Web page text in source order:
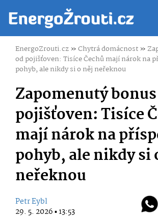
EnergoZrouti.cz»Chytrá domácnost»
od pojišťoven: Tisíce Čechů mají nárok na
pohyb, ale nikdy si o něj neřeknou
Zapomenutý
pojišťoven: Tisíce
mají nárok na
pohyb, ale nikdy si
neřeknou
Petr Eybl
29. 5. 2026 ▪ 13:53